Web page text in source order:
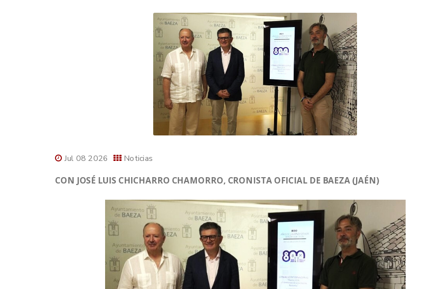
Jul 08 2026 Noticias
CON JOSÉ LUIS CHICHARRO CHAMORRO, CRONISTA OFICIAL DE BAEZA (JAÉN)